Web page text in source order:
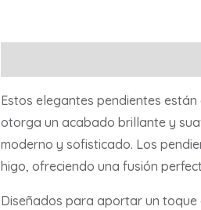
Estos elegantes pendientes
otorga un acabado brillante y
moderno y sofisticado. Los
higo, ofreciendo una fusión
Diseñados para aportar un toque